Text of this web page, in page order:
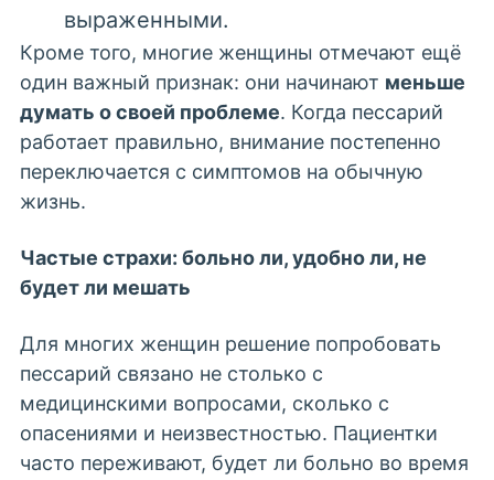
выраженными.
Кроме того, многие женщины отмечают ещё
один важный признак: они начинают меньше
думать о своей проблеме. Когда пессарий
работает правильно, внимание постепенно
переключается с симптомов на обычную
жизнь.
Частые страхи: больно ли, удобно ли, не
будет ли мешать
Для многих женщин решение попробовать
пессарий связано не столько с
медицинскими вопросами, сколько с
опасениями и неизвестностью. Пациентки
часто переживают, будет ли больно во время